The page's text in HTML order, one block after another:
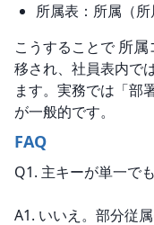
所属表：所属（所
こうすることで 所属
移され、社員表内で
ます。実務では「部
が一般的です。
FAQ
Q1. 主キーが単一で
A1. いいえ。部分従